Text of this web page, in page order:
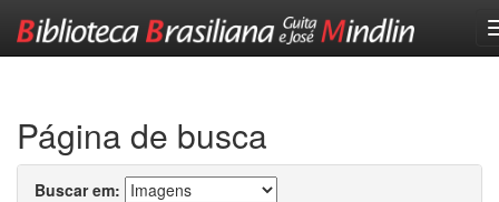
Página de busca
Buscar em: